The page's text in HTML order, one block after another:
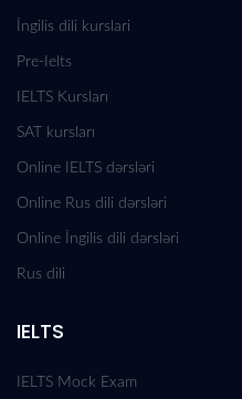
İngilis dili kurslari
Pre-Ielts
IELTS Kursları
SAT kursları
Online IELTS dərsləri
Online Rus dili dərsləri
Online İngilis dili dərsləri
Rus dili
IELTS
IELTS Mock Exam